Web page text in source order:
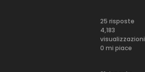
25 risposte
4,183
visualizzazioni
0 mi piace